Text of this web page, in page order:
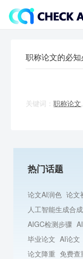
职称论文的必
关键词：职称论文
热门话题
论文AI润色 论文
人工智能生成合
AIGC检测步骤
毕业论文 AI论文
论文降重 免费查